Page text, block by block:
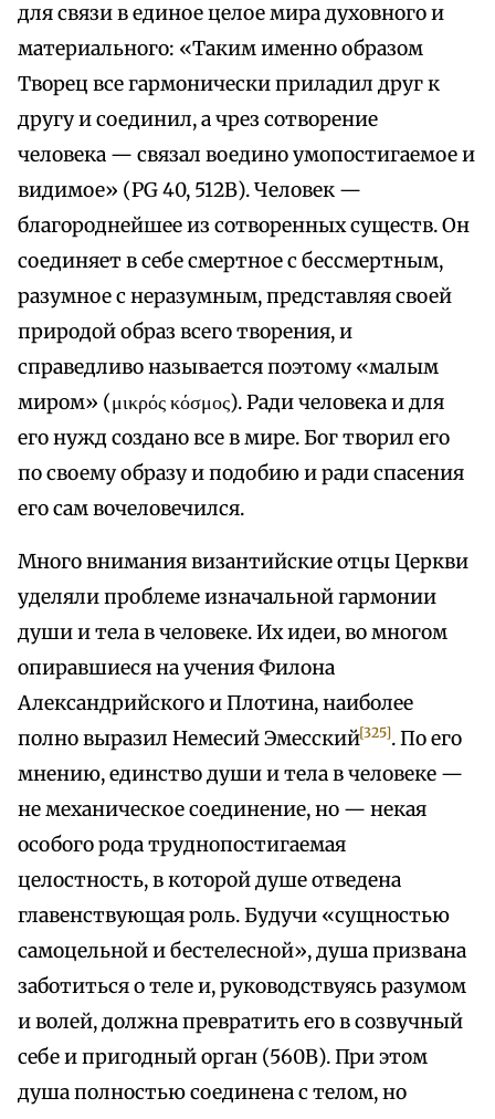
для связи в единое целое мира духовного и
материального: «Таким именно образом
Творец все гармонически приладил друг к
другу и соединил, а чрез сотворение
человека — связал воедино умопостигаемое и
видимое» (PG 40, 512В). Человек —
благороднейшее из сотворенных существ. Он
соединяет в себе смертное с бессмертным,
разумное с неразумным, представляя своей
природой образ всего творения, и
справедливо называется поэтому «малым
миром» (μικρός κόσμος). Ради человека и для
его нужд создано все в мире. Бог творил его
по своему образу и подобию и ради спасения
его сам вочеловечился.
Много внимания византийские отцы Церкви
уделяли проблеме изначальной гармонии
души и тела в человеке. Их идеи, во многом
опиравшиеся на учения Филона
Александрийского и Плотина, наиболее
полно выразил Немесий Эмесский[325]. По его
мнению, единство души и тела в человеке —
не механическое соединение, но — некая
особого рода труднопостигаемая
целостность, в которой душе отведена
главенствующая роль. Будучи «сущностью
самоцельной и бестелесной», душа призвана
заботиться о теле и, руководствуясь разумом
и волей, должна превратить его в созвучный
себе и пригодный орган (560В). При этом
душа полностью соединена с телом, но